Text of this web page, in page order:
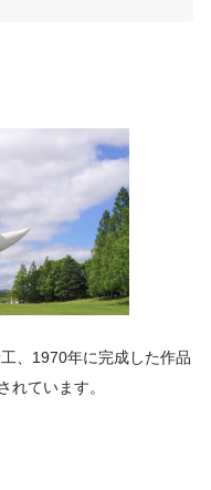
、1970年に完成した作品
れています。